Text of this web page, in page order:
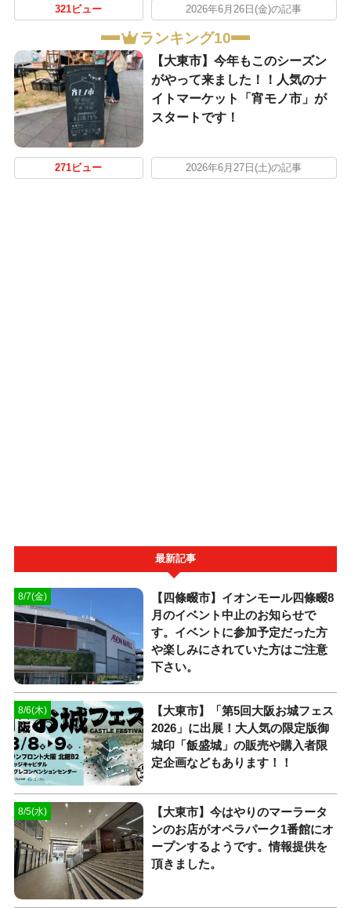
321ビュー 2026年6月26日(金)の記事
ランキング10
【大東市】今年もこのシーズン
がやって来ました！！人気のナ
イトマーケット「宵モノ市」が
スタートです！
271ビュー 2026年6月27日(土)の記事
最新記事
8/7(金)
【四條畷市】イオンモール四條畷8
月のイベント中止のお知らせで
す。イベントに参加予定だった方
や楽しみにされていた方はご注意
下さい。
8/6(木)
【大東市】「第5回大阪お城フェス
2026」に出展！大人気の限定版御
城印「飯盛城」の販売や購入者限
定企画などもあります！！
8/5(水)
【大東市】今はやりのマーラータ
ンのお店がオペラパーク1番館にオ
ープンするようです。情報提供を
頂きました。